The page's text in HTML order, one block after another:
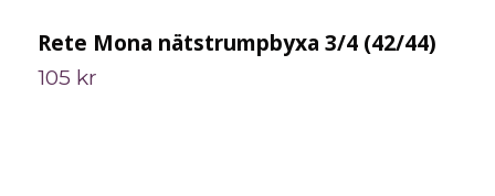
Rete Mona nätstrumpbyxa 3/4 (42/44)
105 kr